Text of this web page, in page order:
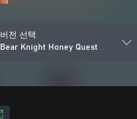
버전 선택
Bear Knight Honey Quest